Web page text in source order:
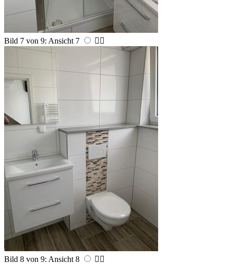
Bild 7 von 9: Ansicht 7  
Bild 8 von 9: Ansicht 8  